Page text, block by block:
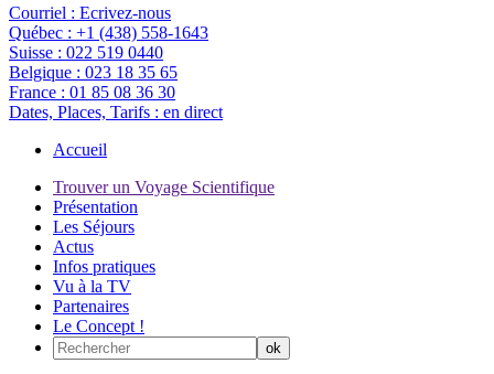
Courriel : Ecrivez-nous
Québec : +1 (438) 558-1643
Suisse : 022 519 0440
Belgique : 023 18 35 65
France : 01 85 08 36 30
Dates, Places, Tarifs : en direct
Accueil
Trouver un Voyage Scientifique
Présentation
Les Séjours
Actus
Infos pratiques
Vu à la TV
Partenaires
Le Concept !